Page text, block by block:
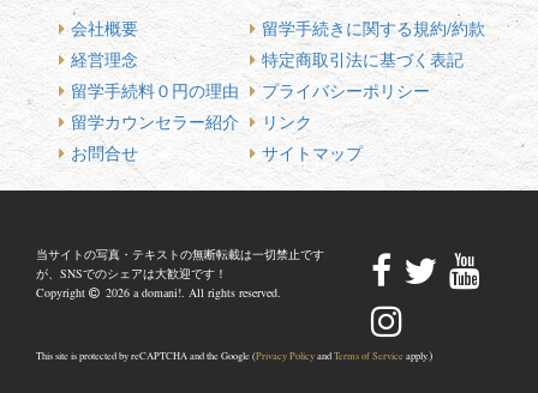
会社概要
経営理念
留学手続料０円の理由
留学カウンセラー紹介
お問合せ
留学手続きに関する規約/約款
特定商取引法に基づく表記
プライバシーポリシー
リンク
サイトマップ
当サイトの写真・テキストの無断転載は一切禁止です
が、SNSでのシェアは大歓迎です！
Copyright
2026 a domani!. All rights reserved.
This site is protected by reCAPTCHA and the Google (Privacy PolicyandTerms of Service apply.)